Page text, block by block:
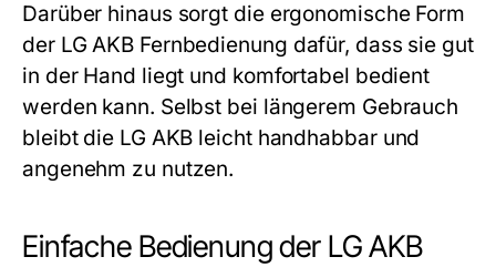
Darüber hinaus sorgt die ergonomische Form
der LG AKB Fernbedienung dafür, dass sie gut
in der Hand liegt und komfortabel bedient
werden kann. Selbst bei längerem Gebrauch
bleibt die LG AKB leicht handhabbar und
angenehm zu nutzen.
Einfache Bedienung der LG AKB